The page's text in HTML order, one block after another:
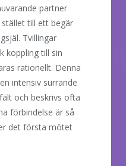
partner
till ett begär
Tvillingar
koppling till sin
rationellt. Denna
intensiv surrande
och beskrivs ofta
förbindelse är så
det första mötet